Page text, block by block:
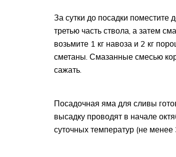
За сутки до посадки поместите
третью часть ствола, а затем
возьмите 1 кг навоза и 2 кг
сметаны. Смазанные смесью
сажать.
Посадочная яма для сливы
высадку проводят в начале
суточных температур (не менее